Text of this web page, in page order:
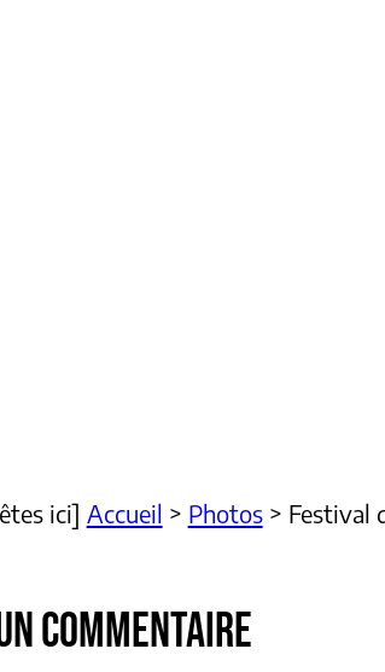
ici] Accueil > Photos> Festival
COMMENTAIRE